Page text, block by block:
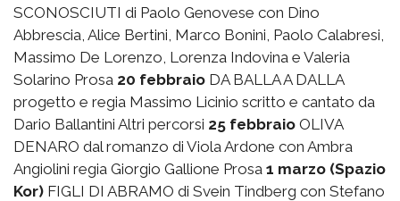
SCONOSCIUTI di Paolo Genovese con Dino
Abbrescia, Alice Bertini, Marco Bonini, Paolo Calabresi,
Massimo De Lorenzo, Lorenza Indovina e Valeria
Solarino Prosa 20 febbraio DA BALLA A DALLA
progetto e regia Massimo Licinio scritto e cantato da
Dario Ballantini Altri percorsi 25 febbraio OLIVA
DENARO dal romanzo di Viola Ardone con Ambra
Angiolini regia Giorgio Gallione Prosa 1 marzo (Spazio
Kor) FIGLI DI ABRAMO di Svein Tindberg con Stefano